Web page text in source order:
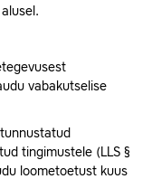
vabakutselise
tingimustele (LLS §
loometoetust kuus